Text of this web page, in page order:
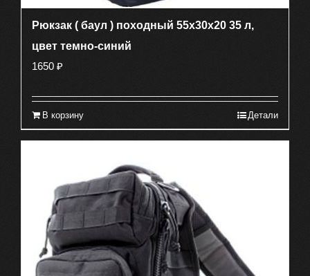
Рюкзак ( баул ) походный 55х30х20 35 л,
цвет темно-синий
1650 ₽
В корзину Детали